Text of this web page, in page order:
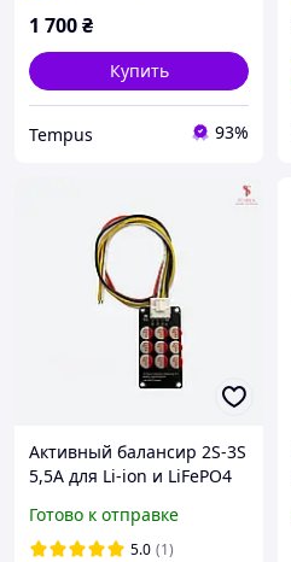
1 700₴
Купить
Tempus 93%
Активный балансир 2S-3S
5,5A для Li-ion и LiFePO4
Готово к отправке
5.0 (1)